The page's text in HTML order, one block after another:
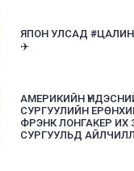
ЯПОН УЛСАД
✈️
АМЕРИКИЙН
СУРГУУЛИЙН
ФРЭНК ЛОНГАКЕР ИХ
СУРГУУЛЬД